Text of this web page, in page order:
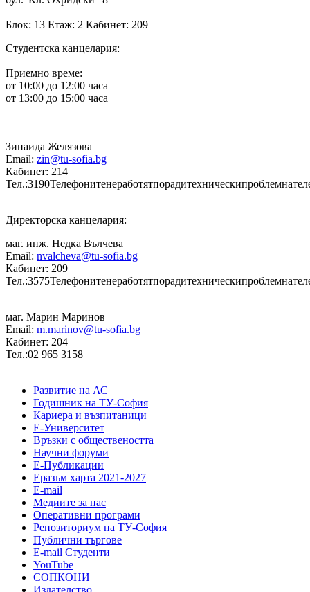
Блок: 13 Етаж: 2 Кабинет: 209
Студентска канцелария:
Приемно време:
от 10:00 до 12:00 часа
от 13:00 до 15:00 часа
Зинаида Желязова
Email: zin@tu-sofia.bg
Кабинет: 214
Директорска канцелария:
маг. инж. Недка Вълчева
Email: nvalcheva@tu-sofia.bg
Кабинет: 209
маг. Марин Маринов
Email: m.marinov@tu-sofia.bg
Кабинет: 204
Тел.:02 965 3158
Развитие на АС
Годишник на ТУ-София
Кариера и възпитаници
Е-Университет
Връзки с обществеността
Научни форуми
Е-Публикации
Еразъм харта 2021-2027
E-mail
Медиите за нас
Оперативни програми
Репозиториум на ТУ-София
Публични търгове
Е-mail Студенти
YouTube
СОПКОНИ
Издателство